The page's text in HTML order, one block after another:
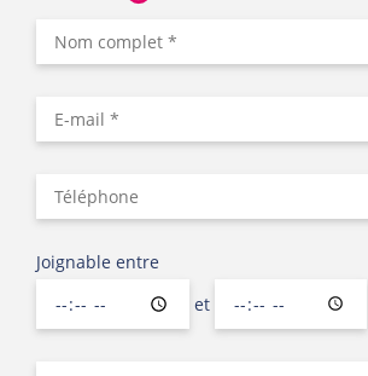
Joignable entre
et